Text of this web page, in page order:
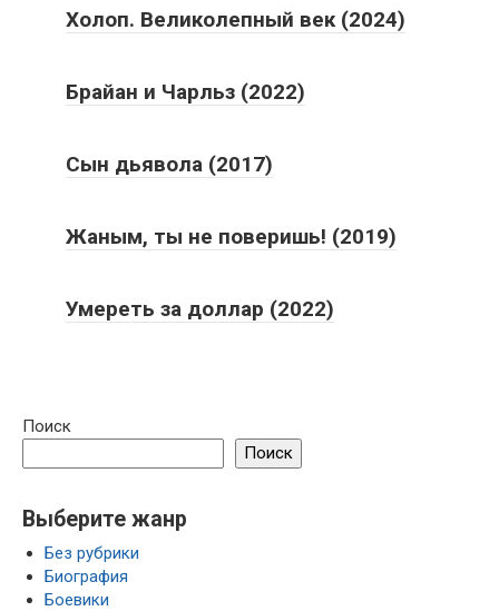
Холоп. Великолепный век (2024)
Брайан и Чарльз (2022)
Сын дьявола (2017)
Жаным, ты не поверишь! (2019)
Умереть за доллар (2022)
Поиск
Поиск
Выберите жанр
Без рубрики
Биография
Боевики